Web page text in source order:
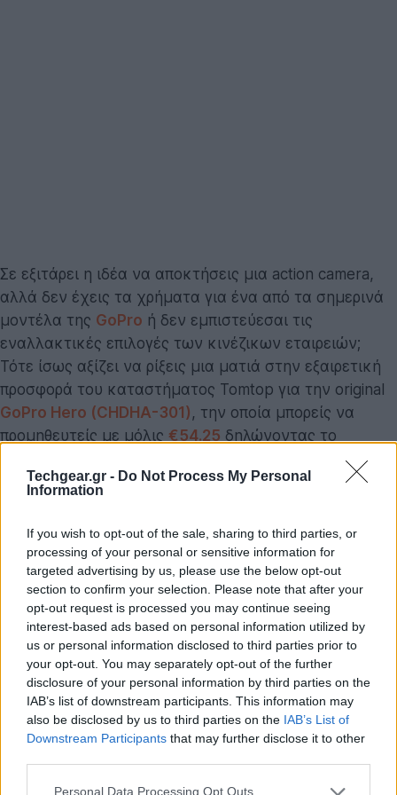
Techgear.gr - Do Not Process My Personal
Information
If you wish to opt-out of the sale, sharing to third parties, or
processing of your personal or sensitive information for
targeted advertising by us, please use the below opt-out
section to confirm your selection. Please note that after your
opt-out request is processed you may continue seeing
interest-based ads based on personal information utilized by
us or personal information disclosed to third parties prior to
your opt-out. You may separately opt-out of the further
disclosure of your personal information by third parties on the
IAB’s list of downstream participants. This information may
also be disclosed by us to third parties on the IAB’s List of
Downstream Participants that may further disclose it to other
Please note that this website/app uses one or more Google
Personal Data Processing Opt Outs
Σε εξιτάρει η ιδέα να αποκτήσεις μια action camera,
αλλά δεν έχεις τα χρήματα για ένα από τα σημερινά
μοντέλα της GoPro ή δεν εμπιστεύεσαι τις
εναλλακτικές επιλογές των κινέζικων εταιρειών;
Τότε ίσως αξίζει να ρίξεις μια ματιά στην εξαιρετική
προσφορά του καταστήματος Tomtop για την original
GoPro Hero (CHDHA-301) , την οποία μπορείς να
προμηθευτείς με μόλις €54.25 δηλώνοντας το
Η GoPro Hero CHDHA-301 δεν διαθέτει οθόνη αφής,
ούτε κεραία WiFi, αλλά προσφέρει στον χρήστη
δυνατότητα λήψης video 1080p@30fps και